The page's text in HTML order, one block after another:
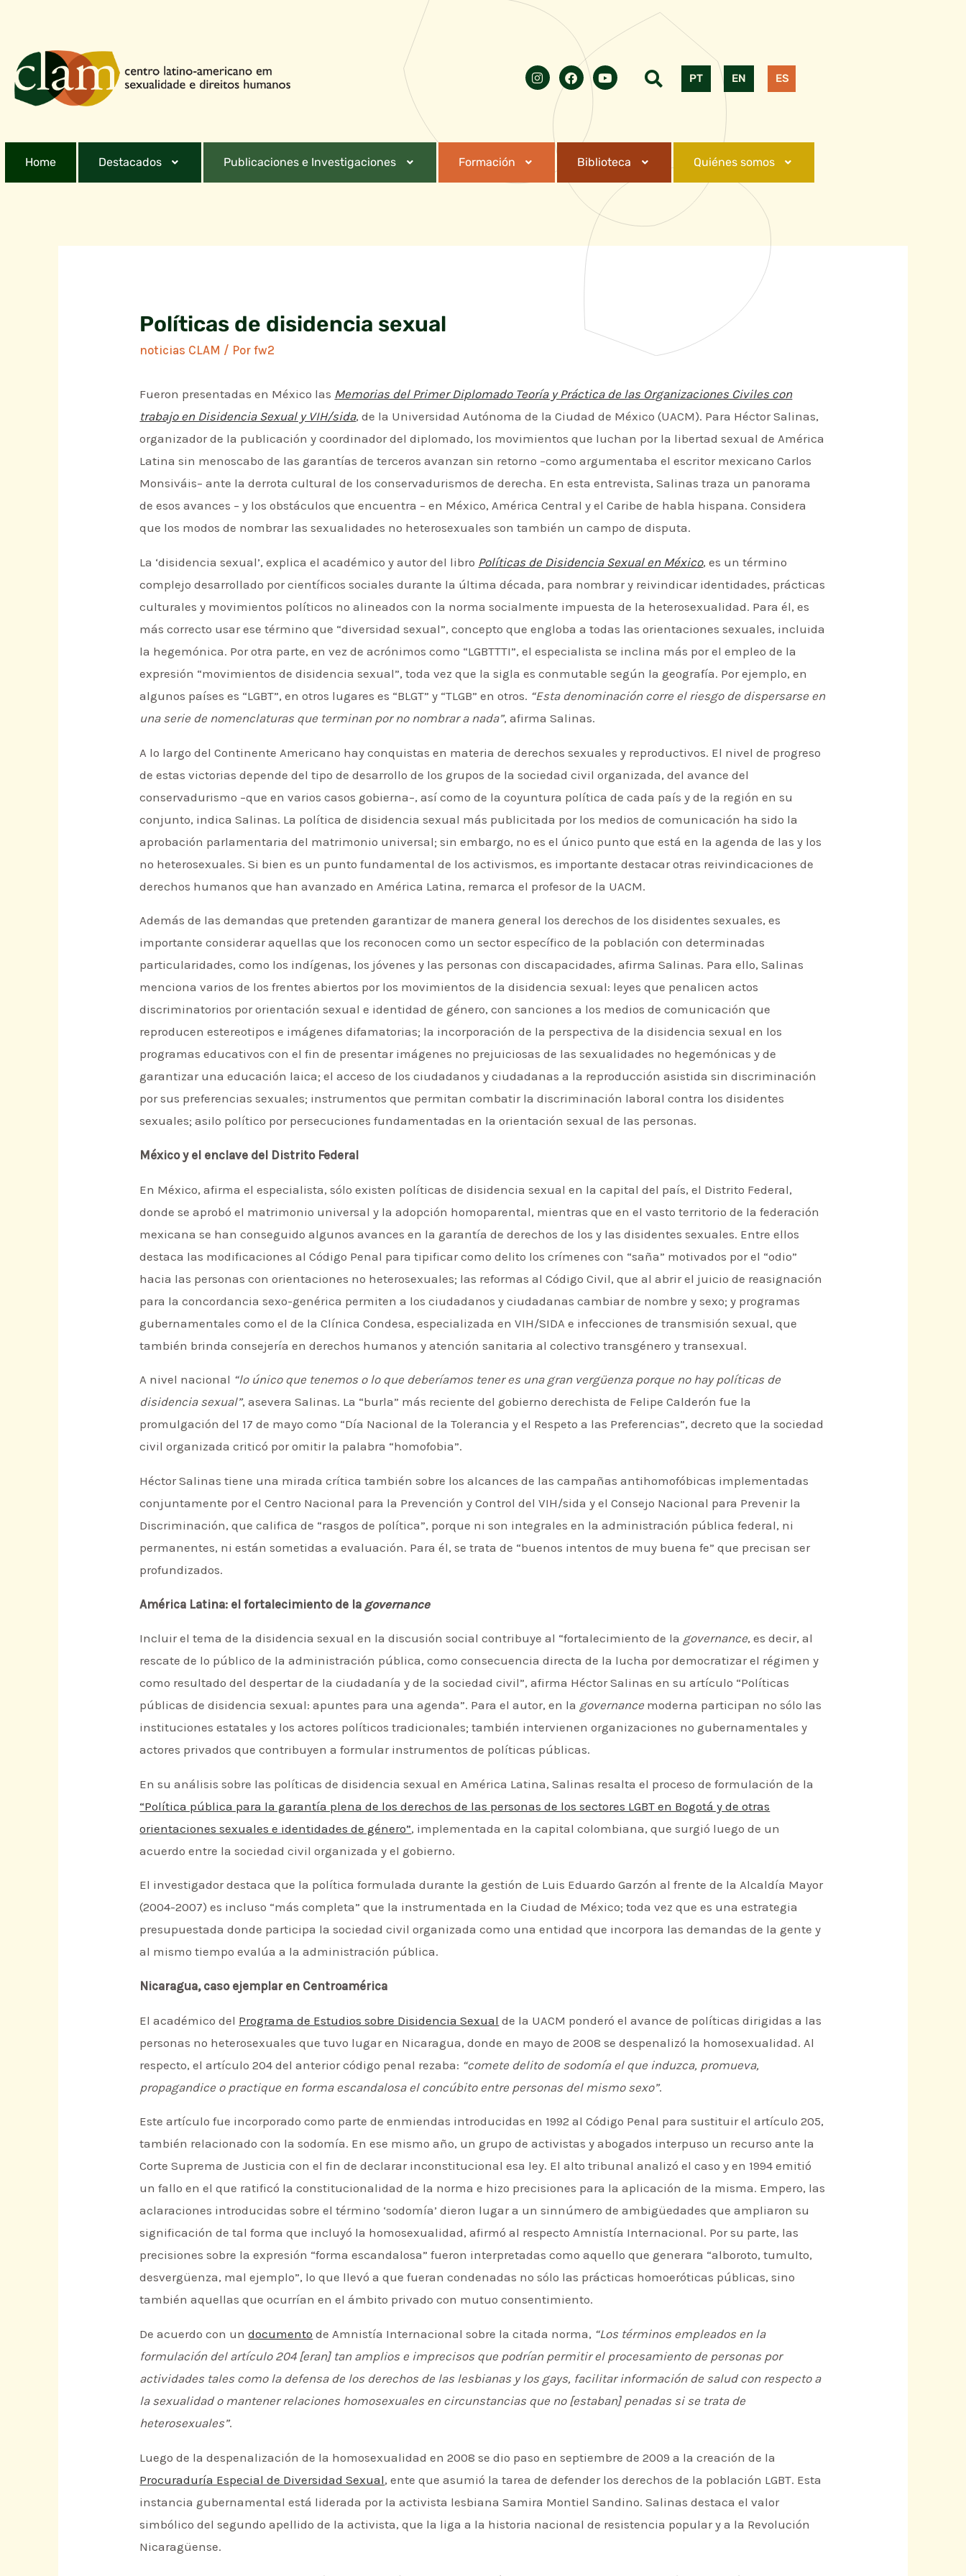
PT EN ES
Home Destacados Publicaciones e Investigaciones Formación Biblioteca Quiénes somos
Políticas de disidencia sexual
noticias CLAM / Porfw2
Fueron presentadas en México las Memorias del Primer Diplomado Teoría y Práctica de las Organizaciones Civiles con
trabajo en Disidencia Sexual y VIH/sida, de la Universidad Autónoma de la Ciudad de México (UACM). Para Héctor Salinas,
organizador de la publicación y coordinador del diplomado, los movimientos que luchan por la libertad sexual de América
Latina sin menoscabo de las garantías de terceros avanzan sin retorno –como argumentaba el escritor mexicano Carlos
Monsiváis– ante la derrota cultural de los conservadurismos de derecha. En esta entrevista, Salinas traza un panorama
de esos avances – y los obstáculos que encuentra – en México, América Central y el Caribe de habla hispana. Considera
que los modos de nombrar las sexualidades no heterosexuales son también un campo de disputa.
La ‘disidencia sexual’, explica el académico y autor del libro Políticas de Disidencia Sexual en México, es un término
complejo desarrollado por científicos sociales durante la última década, para nombrar y reivindicar identidades, prácticas
culturales y movimientos políticos no alineados con la norma socialmente impuesta de la heterosexualidad. Para él, es
más correcto usar ese término que “diversidad sexual”, concepto que engloba a todas las orientaciones sexuales, incluida
la hegemónica. Por otra parte, en vez de acrónimos como “LGBTTTI”, el especialista se inclina más por el empleo de la
expresión “movimientos de disidencia sexual”, toda vez que la sigla es conmutable según la geografía. Por ejemplo, en
algunos países es “LGBT”, en otros lugares es “BLGT” y “TLGB” en otros. “Esta denominación corre el riesgo de dispersarse en
una serie de nomenclaturas que terminan por no nombrar a nada”, afirma Salinas.
A lo largo del Continente Americano hay conquistas en materia de derechos sexuales y reproductivos. El nivel de progreso
de estas victorias depende del tipo de desarrollo de los grupos de la sociedad civil organizada, del avance del
conservadurismo –que en varios casos gobierna–, así como de la coyuntura política de cada país y de la región en su
conjunto, indica Salinas. La política de disidencia sexual más publicitada por los medios de comunicación ha sido la
aprobación parlamentaria del matrimonio universal; sin embargo, no es el único punto que está en la agenda de las y los
no heterosexuales. Si bien es un punto fundamental de los activismos, es importante destacar otras reivindicaciones de
derechos humanos que han avanzado en América Latina, remarca el profesor de la UACM.
Además de las demandas que pretenden garantizar de manera general los derechos de los disidentes sexuales, es
importante considerar aquellas que los reconocen como un sector específico de la población con determinadas
particularidades, como los indígenas, los jóvenes y las personas con discapacidades, afirma Salinas. Para ello, Salinas
menciona varios de los frentes abiertos por los movimientos de la disidencia sexual: leyes que penalicen actos
discriminatorios por orientación sexual e identidad de género, con sanciones a los medios de comunicación que
reproducen estereotipos e imágenes difamatorias; la incorporación de la perspectiva de la disidencia sexual en los
programas educativos con el fin de presentar imágenes no prejuiciosas de las sexualidades no hegemónicas y de
garantizar una educación laica; el acceso de los ciudadanos y ciudadanas a la reproducción asistida sin discriminación
por sus preferencias sexuales; instrumentos que permitan combatir la discriminación laboral contra los disidentes
sexuales; asilo político por persecuciones fundamentadas en la orientación sexual de las personas.
México y el enclave del Distrito Federal
En México, afirma el especialista, sólo existen políticas de disidencia sexual en la capital del país, el Distrito Federal,
donde se aprobó el matrimonio universal y la adopción homoparental, mientras que en el vasto territorio de la federación
mexicana se han conseguido algunos avances en la garantía de derechos de los y las disidentes sexuales. Entre ellos
destaca las modificaciones al Código Penal para tipificar como delito los crímenes con “saña” motivados por el “odio”
hacia las personas con orientaciones no heterosexuales; las reformas al Código Civil, que al abrir el juicio de reasignación
para la concordancia sexo-genérica permiten a los ciudadanos y ciudadanas cambiar de nombre y sexo; y programas
gubernamentales como el de la Clínica Condesa, especializada en VIH/SIDA e infecciones de transmisión sexual, que
también brinda consejería en derechos humanos y atención sanitaria al colectivo transgénero y transexual.
A nivel nacional “lo único que tenemos o lo que deberíamos tener es una gran vergüenza porque no hay políticas de
disidencia sexual”, asevera Salinas. La “burla” más reciente del gobierno derechista de Felipe Calderón fue la
promulgación del 17 de mayo como “Día Nacional de la Tolerancia y el Respeto a las Preferencias”, decreto que la sociedad
civil organizada criticó por omitir la palabra “homofobia”.
Héctor Salinas tiene una mirada crítica también sobre los alcances de las campañas antihomofóbicas implementadas
conjuntamente por el Centro Nacional para la Prevención y Control del VIH/sida y el Consejo Nacional para Prevenir la
Discriminación, que califica de “rasgos de política”, porque ni son integrales en la administración pública federal, ni
permanentes, ni están sometidas a evaluación. Para él, se trata de “buenos intentos de muy buena fe” que precisan ser
profundizados.
América Latina: el fortalecimiento de la governance
Incluir el tema de la disidencia sexual en la discusión social contribuye al “fortalecimiento de la governance, es decir, al
rescate de lo público de la administración pública, como consecuencia directa de la lucha por democratizar el régimen y
como resultado del despertar de la ciudadanía y de la sociedad civil”, afirma Héctor Salinas en su artículo “Políticas
públicas de disidencia sexual: apuntes para una agenda”. Para el autor, en la governance moderna participan no sólo las
instituciones estatales y los actores políticos tradicionales; también intervienen organizaciones no gubernamentales y
actores privados que contribuyen a formular instrumentos de políticas públicas.
En su análisis sobre las políticas de disidencia sexual en América Latina, Salinas resalta el proceso de formulación de la
“Política pública para la garantía plena de los derechos de las personas de los sectores LGBT en Bogotá y de otras
orientaciones sexuales e identidades de género”, implementada en la capital colombiana, que surgió luego de un
acuerdo entre la sociedad civil organizada y el gobierno.
El investigador destaca que la política formulada durante la gestión de Luis Eduardo Garzón al frente de la Alcaldía Mayor
(2004-2007) es incluso “más completa” que la instrumentada en la Ciudad de México; toda vez que es una estrategia
presupuestada donde participa la sociedad civil organizada como una entidad que incorpora las demandas de la gente y
al mismo tiempo evalúa a la administración pública.
Nicaragua, caso ejemplar en Centroamérica
El académico del Programa de Estudios sobre Disidencia Sexual de la UACM ponderó el avance de políticas dirigidas a las
personas no heterosexuales que tuvo lugar en Nicaragua, donde en mayo de 2008 se despenalizó la homosexualidad. Al
respecto, el artículo 204 del anterior código penal rezaba: “comete delito de sodomía el que induzca, promueva,
propagandice o practique en forma escandalosa el concúbito entre personas del mismo sexo”.
Este artículo fue incorporado como parte de enmiendas introducidas en 1992 al Código Penal para sustituir el artículo 205,
también relacionado con la sodomía. En ese mismo año, un grupo de activistas y abogados interpuso un recurso ante la
Corte Suprema de Justicia con el fin de declarar inconstitucional esa ley. El alto tribunal analizó el caso y en 1994 emitió
un fallo en el que ratificó la constitucionalidad de la norma e hizo precisiones para la aplicación de la misma. Empero, las
aclaraciones introducidas sobre el término ‘sodomía’ dieron lugar a un sinnúmero de ambigüedades que ampliaron su
significación de tal forma que incluyó la homosexualidad, afirmó al respecto Amnistía Internacional. Por su parte, las
precisiones sobre la expresión “forma escandalosa” fueron interpretadas como aquello que generara “alboroto, tumulto,
desvergüenza, mal ejemplo”, lo que llevó a que fueran condenadas no sólo las prácticas homoeróticas públicas, sino
también aquellas que ocurrían en el ámbito privado con mutuo consentimiento.
De acuerdo con undocumento de Amnistía Internacional sobre la citada norma, “Los términos empleados en la
formulación del artículo 204 [eran] tan amplios e imprecisos que podrían permitir el procesamiento de personas por
actividades tales como la defensa de los derechos de las lesbianas y los gays, facilitar información de salud con respecto a
la sexualidad o mantener relaciones homosexuales en circunstancias que no [estaban] penadas si se trata de
heterosexuales”.
Luego de la despenalización de la homosexualidad en 2008 se dio paso en septiembre de 2009 a la creación de la
Procuraduría Especial de Diversidad Sexual, ente que asumió la tarea de defender los derechos de la población LGBT. Esta
instancia gubernamental está liderada por la activista lesbiana Samira Montiel Sandino. Salinas destaca el valor
simbólico del segundo apellido de la activista, que la liga a la historia nacional de resistencia popular y a la Revolución
Nicaragüense.